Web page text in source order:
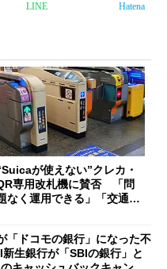
LINE Hatena
が使えない”クレカ・
専用改札機に賛否 「問
なく運用できる」「交通系I
「ドコモの銀行」になった不
生銀行が「SBIの銀行」と